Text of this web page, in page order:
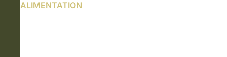
ALIMENTATION